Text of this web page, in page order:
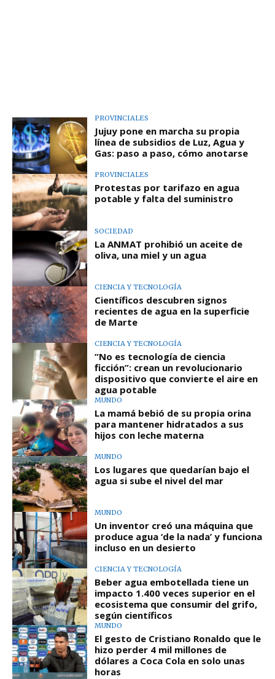
PROVINCIALES
Jujuy pone en marcha su propia
línea de subsidios de Luz, Agua y
Gas: paso a paso, cómo anotarse
PROVINCIALES
Protestas por tarifazo en agua
potable y falta del suministro
SOCIEDAD
La ANMAT prohibió un aceite de
oliva, una miel y un agua
CIENCIA Y TECNOLOGÍA
Científicos descubren signos
recientes de agua en la superficie
de Marte
CIENCIA Y TECNOLOGÍA
“No es tecnología de ciencia
ficción”: crean un revolucionario
dispositivo que convierte el aire en
agua potable
MUNDO
La mamá bebió de su propia orina
para mantener hidratados a sus
hijos con leche materna
MUNDO
Los lugares que quedarían bajo el
agua si sube el nivel del mar
MUNDO
Un inventor creó una máquina que
produce agua ‘de la nada’ y funciona
incluso en un desierto
CIENCIA Y TECNOLOGÍA
Beber agua embotellada tiene un
impacto 1.400 veces superior en el
ecosistema que consumir del grifo,
según científicos
MUNDO
El gesto de Cristiano Ronaldo que le
hizo perder 4 mil millones de
dólares a Coca Cola en solo unas
horas